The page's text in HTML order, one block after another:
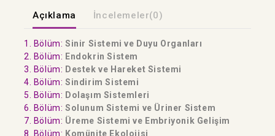
Açıklama İncelemeler(0)
1. Bölüm: Sinir Sistemi ve Duyu Organları
2. Bölüm: Endokrin Sistem
3. Bölüm: Destek ve Hareket Sistemi
4. Bölüm: Sindirim Sistemi
5. Bölüm: Dolaşım Sistemleri
6. Bölüm: Solunum Sistemi ve Üriner Sistem
7. Bölüm: Üreme Sistemi ve Embriyonik Gelişim
8. Bölüm: Komünite Ekolojisi